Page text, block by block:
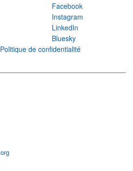
Facebook
Instagram
LinkedIn
Bluesky
Politique de confidentialité